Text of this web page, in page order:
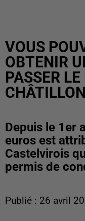
VOUS
OBTENIR
PASSER
CHÂTILLON
Depuis le 1er
euros est
Castelvirois
permis de
Publié : 26 avril